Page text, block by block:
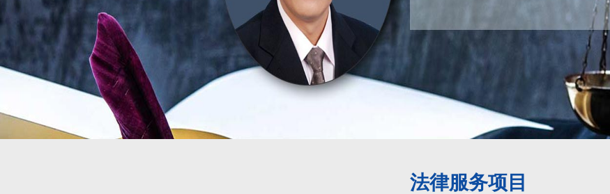
法律服务项目